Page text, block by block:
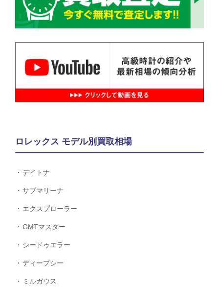
ロレックス モデル別買取相場
デイトナ
サブマリーナ
エクスプローラー
GMTマスター
シードゥエラー
ディープシー
ミルガウス